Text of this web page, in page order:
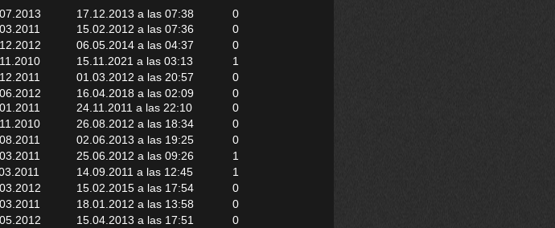
17.12.2013 a las 07:38
0
15.02.2012 a las 07:36
0
06.05.2014 a las 04:37
0
15.11.2021 a las 03:13
1
01.03.2012 a las 20:57
0
16.04.2018 a las 02:09
0
24.11.2011 a las 22:10
0
26.08.2012 a las 18:34
0
02.06.2013 a las 19:25
0
25.06.2012 a las 09:26
1
14.09.2011 a las 12:45
1
15.02.2015 a las 17:54
0
18.01.2012 a las 13:58
0
15.04.2013 a las 17:51
0